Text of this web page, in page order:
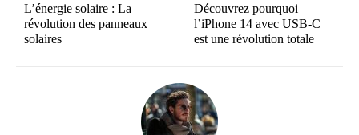
L’énergie solaire : La
révolution des panneaux
solaires
Découvrez pourquoi
l’iPhone 14 avec USB-C
est une révolution totale